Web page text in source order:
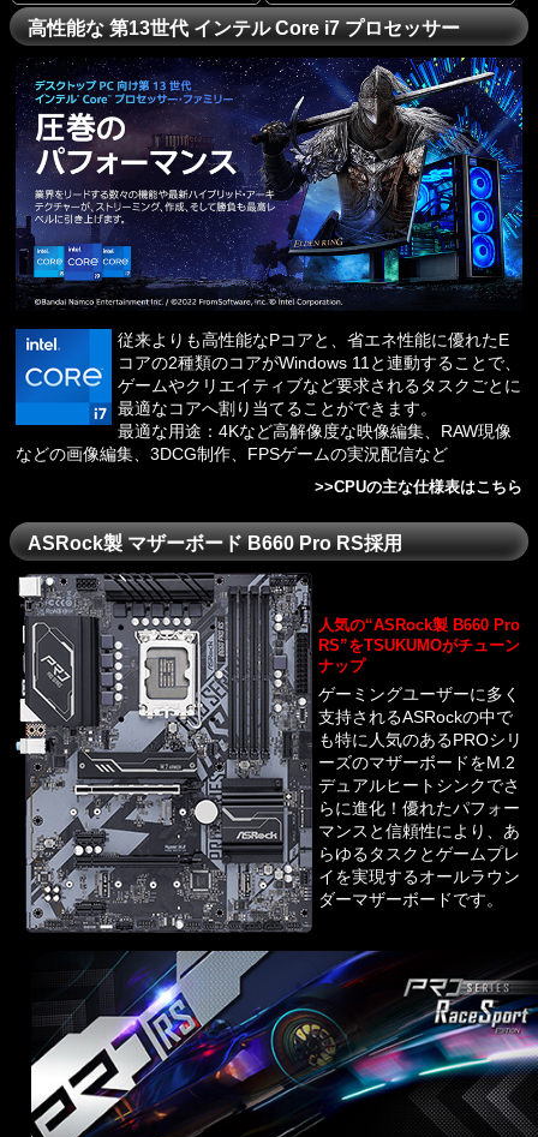
高性能な 第13世代 インテル Core i7 プロセッサー
従来よりも高性能なPコアと、省エネ性能に優れたE
コアの2種類のコアがWindows 11と連動することで、
ゲームやクリエイティブなど要求されるタスクごとに
最適なコアへ割り当てることができます。
最適な用途：4Kなど高解像度な映像編集、RAW現像
などの画像編集、3DCG制作、FPSゲームの実況配信など
>>CPUの主な仕様表はこちら
ASRock製 マザーボード B660 Pro RS採用
人気の“ASRock製 B660 Pro
RS”をTSUKUMOがチューン
ナップ
ゲーミングユーザーに多く
支持されるASRockの中で
も特に人気のあるPROシリ
ーズのマザーボードをM.2
デュアルヒートシンクでさ
らに進化！優れたパフォー
マンスと信頼性により、あ
らゆるタスクとゲームプレ
イを実現するオールラウン
ダーマザーボードです。